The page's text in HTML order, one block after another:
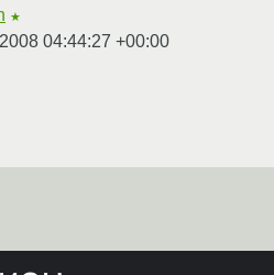
★
04:44:27 +00:00